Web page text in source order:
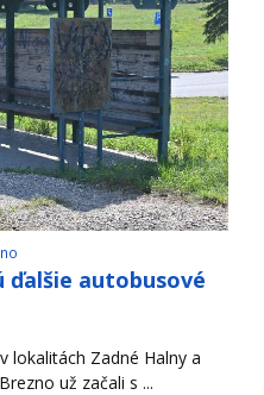
ďalšie autobusové
lokalitách Zadné Halny a
už začali s ...